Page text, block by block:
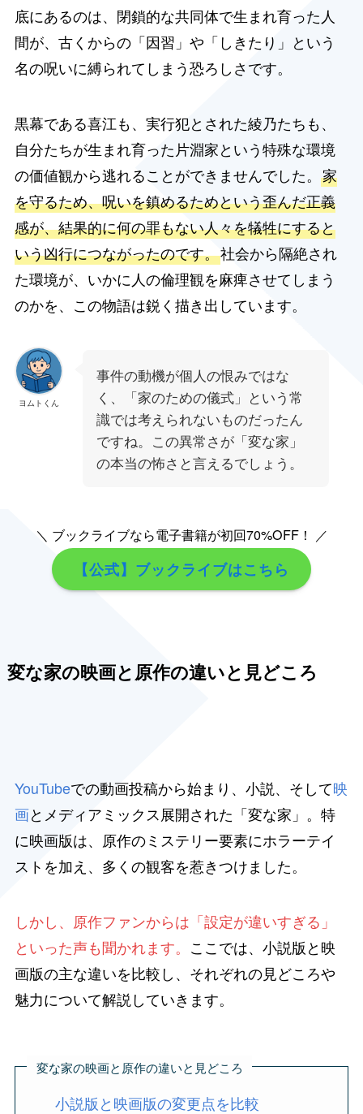
底にあるのは、閉鎖的な共同体で生まれ育った人
間が、古くからの「因習」や「しきたり」という
名の呪いに縛られてしまう恐ろしさです。
黒幕である喜江も、実行犯とされた綾乃たちも、
自分たちが生まれ育った片淵家という特殊な環境
の価値観から逃れることができませんでした。 家
を守るため、呪いを鎮めるためという歪んだ正義
感が、結果的に何の罪もない人々を犠牲にすると
いう凶行につながったのです。社会から隔絶され
た環境が、いかに人の倫理観を麻痺させてしまう
のかを、この物語は鋭く描き出しています。
ヨムトくん
事件の動機が個人の恨みではな
く、「家のための儀式」という常
識では考えられないものだったん
ですね。この異常さが「変な家」
の本当の怖さと言えるでしょう。
＼ ブックライブなら電子書籍が初回70%OFF！ ／
【公式】ブックライブはこちら
変な家の映画と原作の違いと見どころ
YouTubeでの動画投稿から始まり、小説、そして映
画とメディアミックス展開された「変な家」。特
に映画版は、原作のミステリー要素にホラーテイ
ストを加え、多くの観客を惹きつけました。
しかし、原作ファンからは「設定が違いすぎる」
といった声も聞かれます。 ここでは、小説版と映
画版の主な違いを比較し、それぞれの見どころや
魅力について解説していきます。
変な家の映画と原作の違いと見どころ
小説版と映画版の変更点を比較